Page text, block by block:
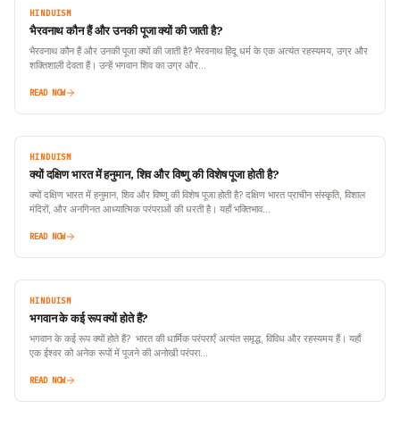
HINDUISM
भैरवनाथ कौन हैं और उनकी पूजा क्यों की जाती है?
भैरवनाथ कौन हैं और उनकी पूजा क्यों की जाती है? भैरवनाथ हिंदू धर्म के एक अत्यंत रहस्यमय, उग्र और
शक्तिशाली देवता हैं। उन्हें भगवान शिव का उग्र और…
READ NOW
HINDUISM
क्यों दक्षिण भारत में हनुमान, शिव और विष्णु की विशेष पूजा होती है?
क्यों दक्षिण भारत में हनुमान, शिव और विष्णु की विशेष पूजा होती है? दक्षिण भारत प्राचीन संस्कृति, विशाल
मंदिरों, और अनगिनत आध्यात्मिक परंपराओं की धरती है। यहाँ भक्तिभाव…
READ NOW
HINDUISM
भगवान के कई रूप क्यों होते हैं?
भगवान के कई रूप क्यों होते हैं? भारत की धार्मिक परंपराएँ अत्यंत समृद्ध, विविध और रहस्यमय हैं। यहाँ
एक ईश्वर को अनेक रूपों में पूजने की अनोखी परंपरा…
READ NOW